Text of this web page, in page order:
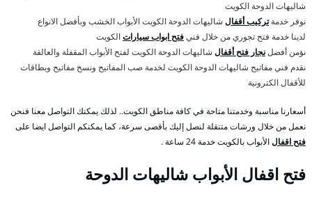
شاليهات الدوحة الكويت
نوفر خدمةتركيب أقفال شاليهات الدوحة الكويت الأبواب الخشب وبأفضل الانواع
لدينا خدمة فتح تجوري من خلال فنيفتح ابواب سياراتالكويت
نؤمن أفضلنجار فتح أقفال شاليهات الدوحة الكويت لفتح الأبواب المقفلة والعالقة
نقدم فني مفاتيح شاليهات الدوحة الكويت لخدمة صب المفاتيح ونسخ مفاتيح وبطاقات
للأقفال الكترونية
أسعارنا مناسبة وخدمتنا متاحة في كافة مناطق الكويت.. لذلك يمكنك التواصل معنا فنحن
نعمل من خلال ورشات متنقلة لنصل إليك بأقصى سرعة، كما يمكنكم التواصل ايضا على
فتح اقفالالأبواب بالكويت خدمة 24 ساعة .
فتح اقفال الأبواب شاليهات الدوحة